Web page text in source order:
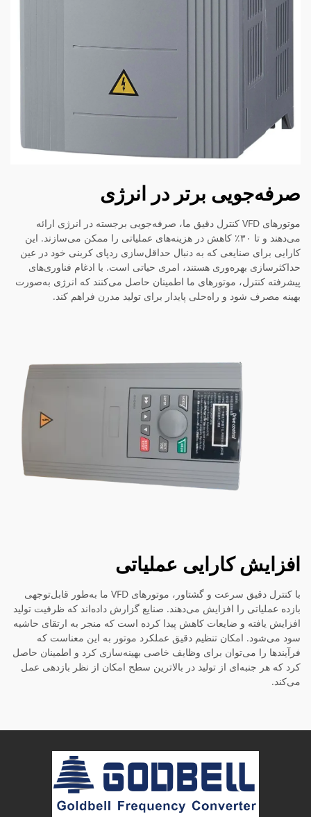
صرفه‌جویی برتر در انرژی
موتورهای VFD کنترل دقیق ما، صرفه‌جویی برجسته در انرژی ارائه
می‌دهند و تا ۳۰٪ کاهش در هزینه‌های عملیاتی را ممکن می‌سازند. این
کارایی برای صنایعی که به دنبال حداقل‌سازی ردپای کربنی خود در عین
حداکثرسازی بهره‌وری هستند، امری حیاتی است. با ادغام فناوری‌های
پیشرفته کنترل، موتورهای ما اطمینان حاصل می‌کنند که انرژی به‌صورت
بهینه مصرف شود و راه‌حلی پایدار برای تولید مدرن فراهم کند.
افزایش کارایی عملیاتی
با کنترل دقیق سرعت و گشتاور، موتورهای VFD ما به‌طور قابل‌توجهی
بازده عملیاتی را افزایش می‌دهند. صنایع گزارش داده‌اند که ظرفیت تولید
افزایش یافته و ضایعات کاهش پیدا کرده است که منجر به ارتقای حاشیه
سود می‌شود. امکان تنظیم دقیق عملکرد موتور به این معناست که
فرآیندها را می‌توان برای وظایف خاصی بهینه‌سازی کرد و اطمینان حاصل
کرد که هر جنبه‌ای از تولید در بالاترین سطح امکان از نظر بازدهی عمل
می‌کند.